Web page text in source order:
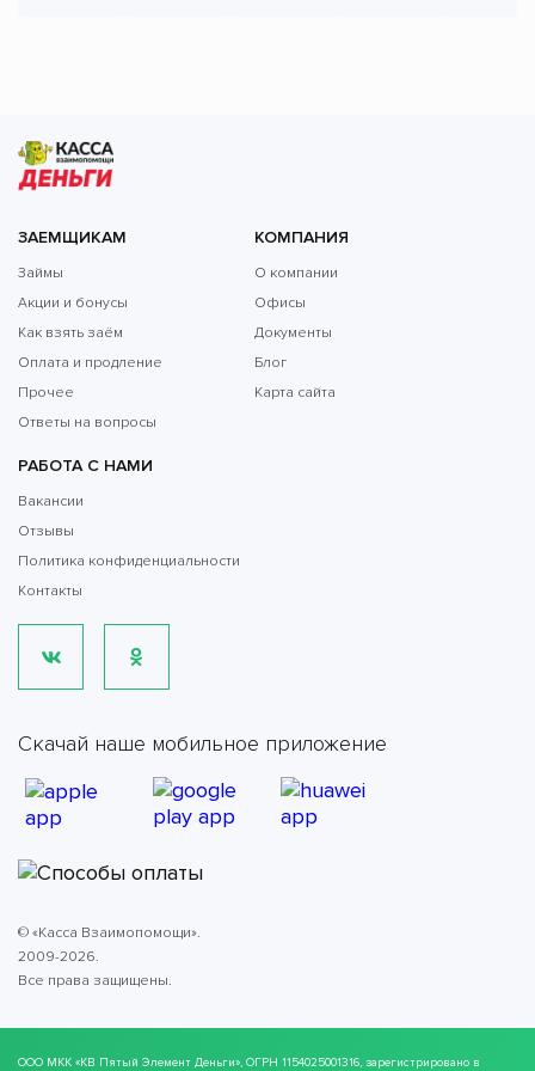
ЗАЕМЩИКАМ
Займы
Акции и бонусы
Как взять заём
Оплата и продление
Прочее
Ответы на вопросы
КОМПАНИЯ
О компании
Офисы
Документы
Блог
Карта сайта
РАБОТА С НАМИ
Вакансии
Отзывы
Политика конфиденциальности
Контакты
Скачай наше мобильное приложение
© «Касса Взаимопомощи».
2009-2026.
Все права защищены.
ООО МКК «КВ Пятый Элемент Деньги», ОГРН 1154025001316, зарегистрировано в